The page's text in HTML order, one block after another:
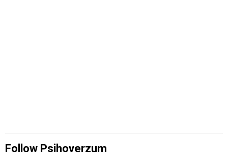
Follow Psihoverzum